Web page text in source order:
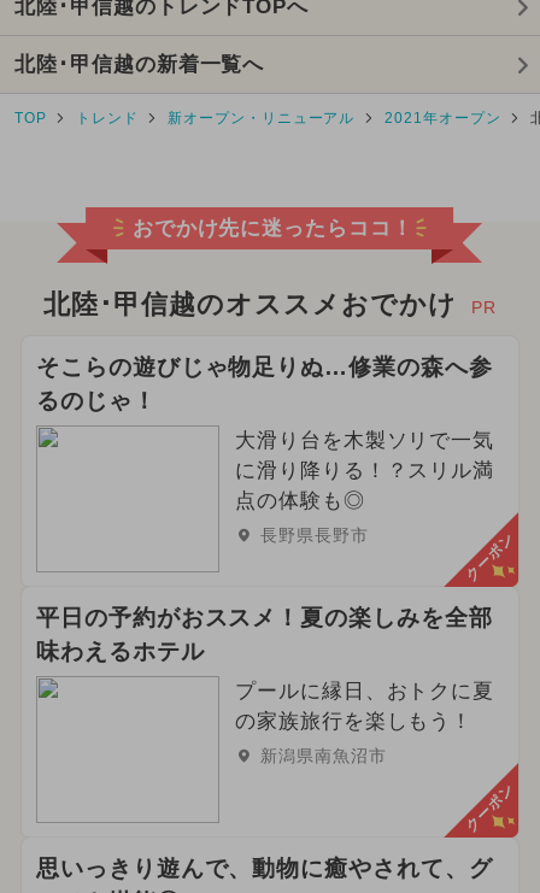
北陸･甲信越のトレンドTOPへ
北陸･甲信越の新着一覧へ
TOP トレンド 新オープン・リニューアル 2021年オープン
おでかけ先に迷ったらココ！
北陸･甲信越のオススメおでかけ PR
そこらの遊びじゃ物足りぬ…修業の森へ参
るのじゃ！
大滑り台を木製ソリで一気
に滑り降りる！？スリル満
点の体験も◎
長野県長野市 クーポン
平日の予約がおススメ！夏の楽しみを全部
味わえるホテル
プールに縁日、おトクに夏
の家族旅行を楽しもう！
新潟県南魚沼市
クーポン
思いっきり遊んで、動物に癒やされて、グ